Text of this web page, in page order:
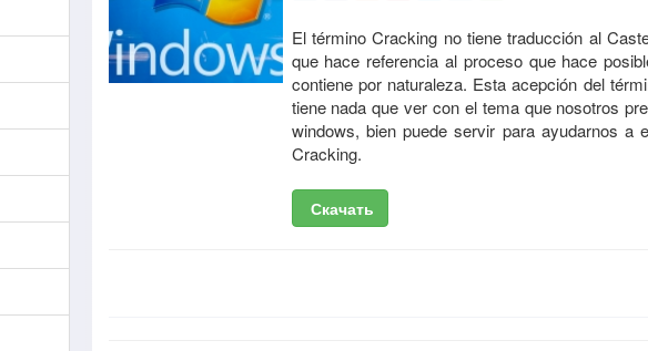
El término Cracking no tiene traducción al
que hace referencia al proceso que hace
contiene por naturaleza. Esta acepción del
tiene nada que ver con el tema que nosotros
windows, bien puede servir para ayudarnos a
Cracking.
Скачать